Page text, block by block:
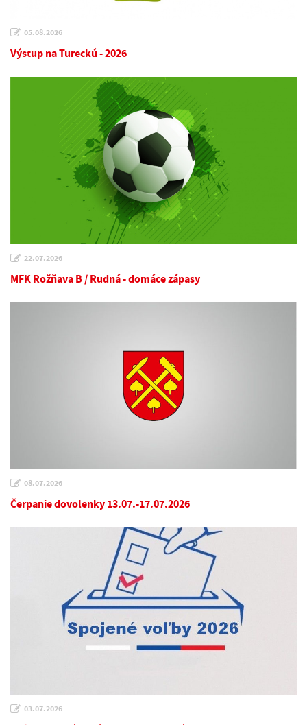
05.08.2026
Výstup na Tureckú - 2026
22.07.2026
MFK Rožňava B / Rudná - domáce zápasy
08.07.2026
Čerpanie dovolenky 13.07.-17.07.2026
03.07.2026